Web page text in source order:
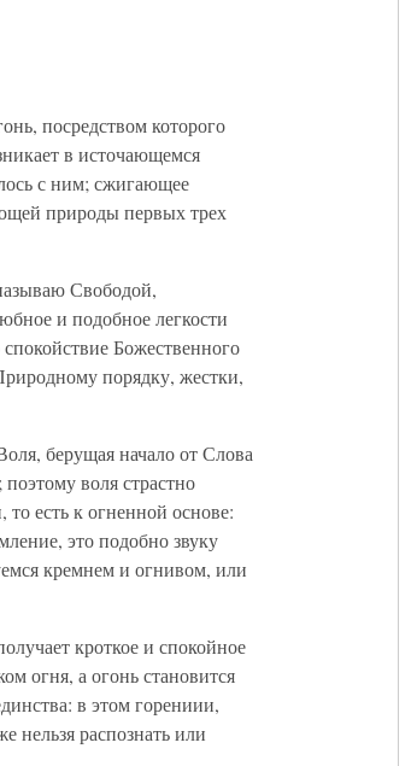
посредством которого
в источающемся
с ним; сжигающее
природы первых трех
Свободой,
и подобное легкости
Божественного
порядку, жестки,
берущая начало от Слова
воля страстно
то есть к огненной основе:
это подобно звуку
кремнем и огнивом, или
кроткое и спокойное
огня, а огонь становится
в этом горениии,
нельзя распознать или